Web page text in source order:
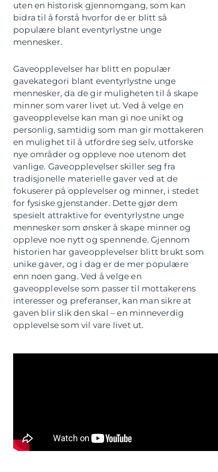
uten en historisk gjennomgang, som kan
bidra til å forstå hvorfor de er blitt så
populære blant eventyrlystne unge
mennesker.
Gaveopplevelser har blitt en populær
gavekategori blant eventyrlystne unge
mennesker, da de gir muligheten til å skape
minner som varer livet ut. Ved å velge en
gaveopplevelse kan man gi noe unikt og
personlig, samtidig som man gir mottakeren
en mulighet til å utfordre seg selv, utforske
nye områder og oppleve noe utenom det
vanlige. Gaveopplevelser skiller seg fra
tradisjonelle materielle gaver ved at de
fokuserer på opplevelser og minner, i stedet
for fysiske gjenstander. Dette gjør dem
spesielt attraktive for eventyrlystne unge
mennesker som ønsker å skape minner og
oppleve noe nytt og spennende. Gjennom
historien har gaveopplevelser blitt brukt som
unike gaver, og i dag er de mer populære
enn noen gang. Ved å velge en
gaveopplevelse som passer til mottakerens
interesser og preferanser, kan man sikre at
gaven blir slik den skal – en minneverdig
opplevelse som vil vare livet ut.